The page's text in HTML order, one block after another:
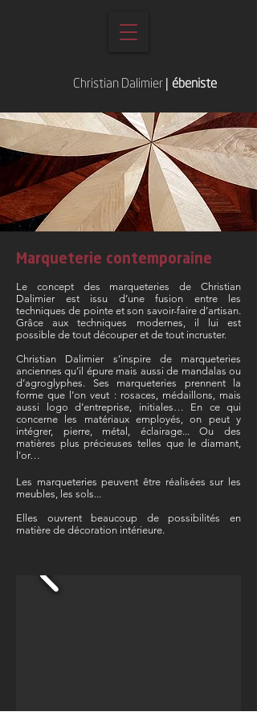
Christian Dalimier | ébeniste
Marqueterie contemporaine
Le concept des marqueteries de Christian
Dalimier est issu d’une fusion entre les
techniques de pointe et son savoir-faire d’artisan.
Grâce aux techniques modernes, il lui est
possible de tout découper et de tout incruster.
Christian Dalimier s’inspire de marqueteries
anciennes qu’il épure mais aussi de mandalas ou
d’agroglyphes. Ses marqueteries prennent la
forme que l’on veut : rosaces, médaillons, mais
aussi logo d’entreprise, initiales… En ce qui
concerne les matériaux employés, on peut y
intégrer, pierre, métal, éclairage... Ou des
matières plus précieuses telles que le diamant,
l’or…
Les marqueteries peuvent être réalisées sur les
meubles, les sols...
Elles ouvrent beaucoup de possibilités en
matière de décoration intérieure.